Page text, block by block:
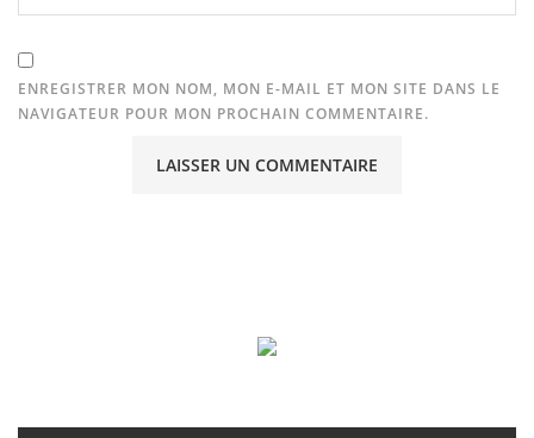
ENREGISTRER MON NOM, MON E-MAIL ET MON SITE DANS LE
NAVIGATEUR POUR MON PROCHAIN COMMENTAIRE.